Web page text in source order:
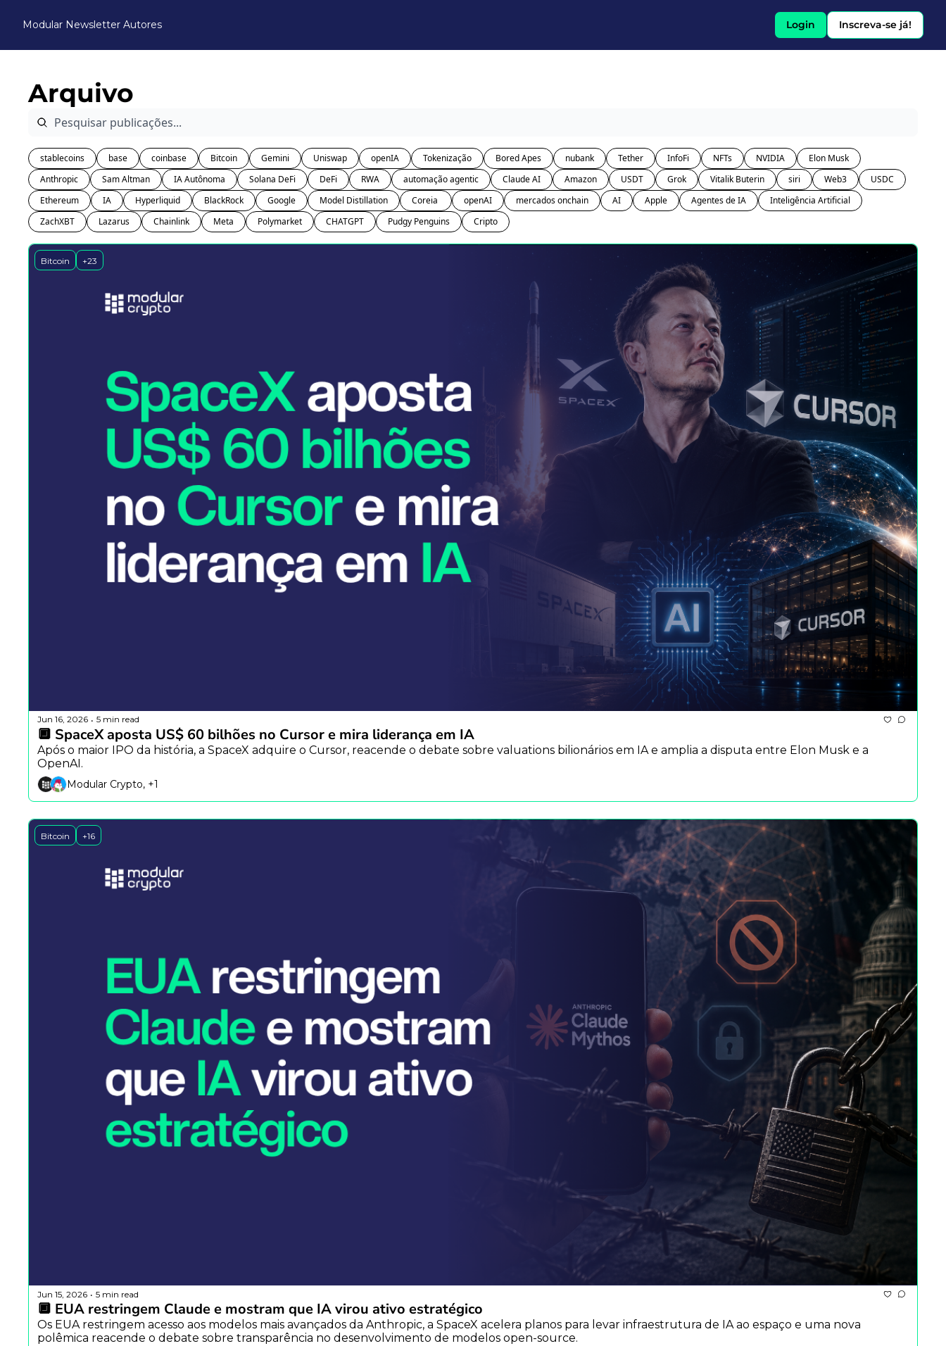
Modular Newsletter Autores Login Inscreva-se já!
Arquivo
stablecoins base coinbase Bitcoin Gemini Uniswap openIA Tokenização Bored Apes nubank Tether InfoFi NFTs NVIDIA
Elon Musk
Anthropic
Sam Altman IA Autônoma Solana DeFi DeFi RWA automação agentic Claude AI Amazon USDT Grok Vitalik Buterin siri Web3
USDC
Ethereum
IA Hyperliquid BlackRock Google Model Distillation openAI mercados onchain AI Apple Agentes de IA
Inteligência Artificial
ZachXBT
Lazarus Chainlink Meta Polymarket CHATGPT Pudgy Penguins Cripto
Bitcoin +23
Jun 16, 2026 • 5 min read
🔲 SpaceX aposta US$ 60 bilhões no Cursor e mira liderança em IA
Após o maior IPO da história, a SpaceX adquire o Cursor, reacende o debate sobre valuations bilionários em IA e amplia a disputa entre Elon Musk e a
OpenAI.
Modular Crypto, +1
Bitcoin +16
Jun 15, 2026 • 5 min read
🔲 EUA restringem Claude e mostram que IA virou ativo estratégico
Os EUA restringem acesso aos modelos mais avançados da Anthropic, a SpaceX acelera planos para levar infraestrutura de IA ao espaço e uma nova
polêmica reacende o debate sobre transparência no desenvolvimento de modelos open-source.